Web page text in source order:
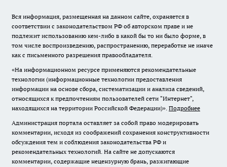
Вся информация, размещенная на данном сайте, охраняется в
соответствии с законодательством РФ об авторском праве и не
подлежит использованию кем-либо в какой бы то ни было форме, в
том числе воспроизведению, распространению, переработке не иначе
как с письменного разрешения правообладателя.
«На информационном ресурсе применяются рекомендательные
технологии (информационные технологии предоставления
информации на основе сбора, систематизации и анализа сведений,
относящихся к предпочтениям пользователей сети "Интернет",
находящихся на территории Российской Федерации)». Подробнее
Администрация портала оставляет за собой право модерировать
комментарии, исходя из соображений сохранения конструктивности
обсуждения тем и соблюдения законодательства РФ и
рекомендательных технологий. На сайте не допускаются
комментарии, содержащие нецензурную брань, разжигающие